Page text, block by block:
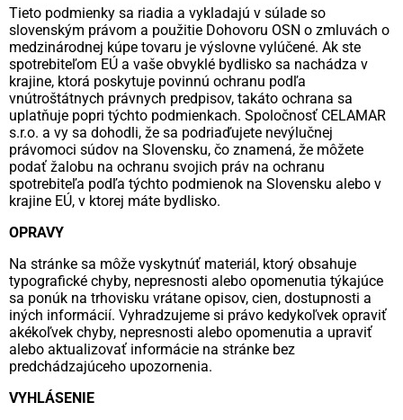
Tieto podmienky sa riadia a vykladajú v súlade so
slovenským právom a použitie Dohovoru OSN o zmluvách o
medzinárodnej kúpe tovaru je výslovne vylúčené. Ak ste
spotrebiteľom EÚ a vaše obvyklé bydlisko sa nachádza v
krajine, ktorá poskytuje povinnú ochranu podľa
vnútroštátnych právnych predpisov, takáto ochrana sa
uplatňuje popri týchto podmienkach. Spoločnosť CELAMAR
s.r.o. a vy sa dohodli, že sa podriaďujete nevýlučnej
právomoci súdov na Slovensku, čo znamená, že môžete
podať žalobu na ochranu svojich práv na ochranu
spotrebiteľa podľa týchto podmienok na Slovensku alebo v
krajine EÚ, v ktorej máte bydlisko.
OPRAVY
Na stránke sa môže vyskytnúť materiál, ktorý obsahuje
typografické chyby, nepresnosti alebo opomenutia týkajúce
sa ponúk na trhovisku vrátane opisov, cien, dostupnosti a
iných informácií. Vyhradzujeme si právo kedykoľvek opraviť
akékoľvek chyby, nepresnosti alebo opomenutia a upraviť
alebo aktualizovať informácie na stránke bez
predchádzajúceho upozornenia.
VYHLÁSENIE